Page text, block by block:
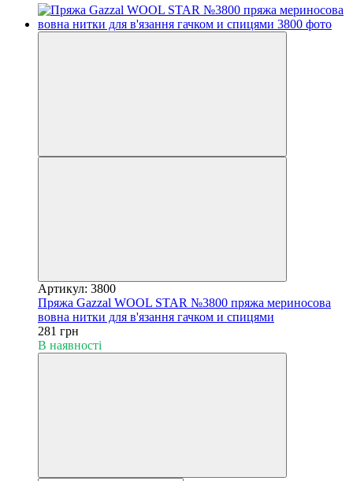
Артикул: 3800
Пряжа Gazzal WOOL STAR №3800 пряжа мериносова
вовна нитки для в'язання гачком и спицями
281 грн
В наявності